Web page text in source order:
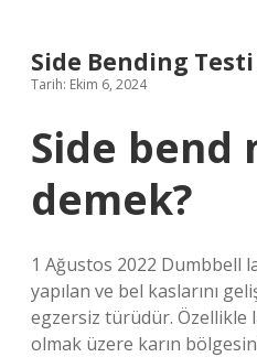
Side Bending
Tarih: Ekim 6, 2024
Side bend
demek?
1 Ağustos 2022 Dumbbell
yapılan ve bel kaslarını
egzersiz türüdür. Özellikle
olmak üzere karın